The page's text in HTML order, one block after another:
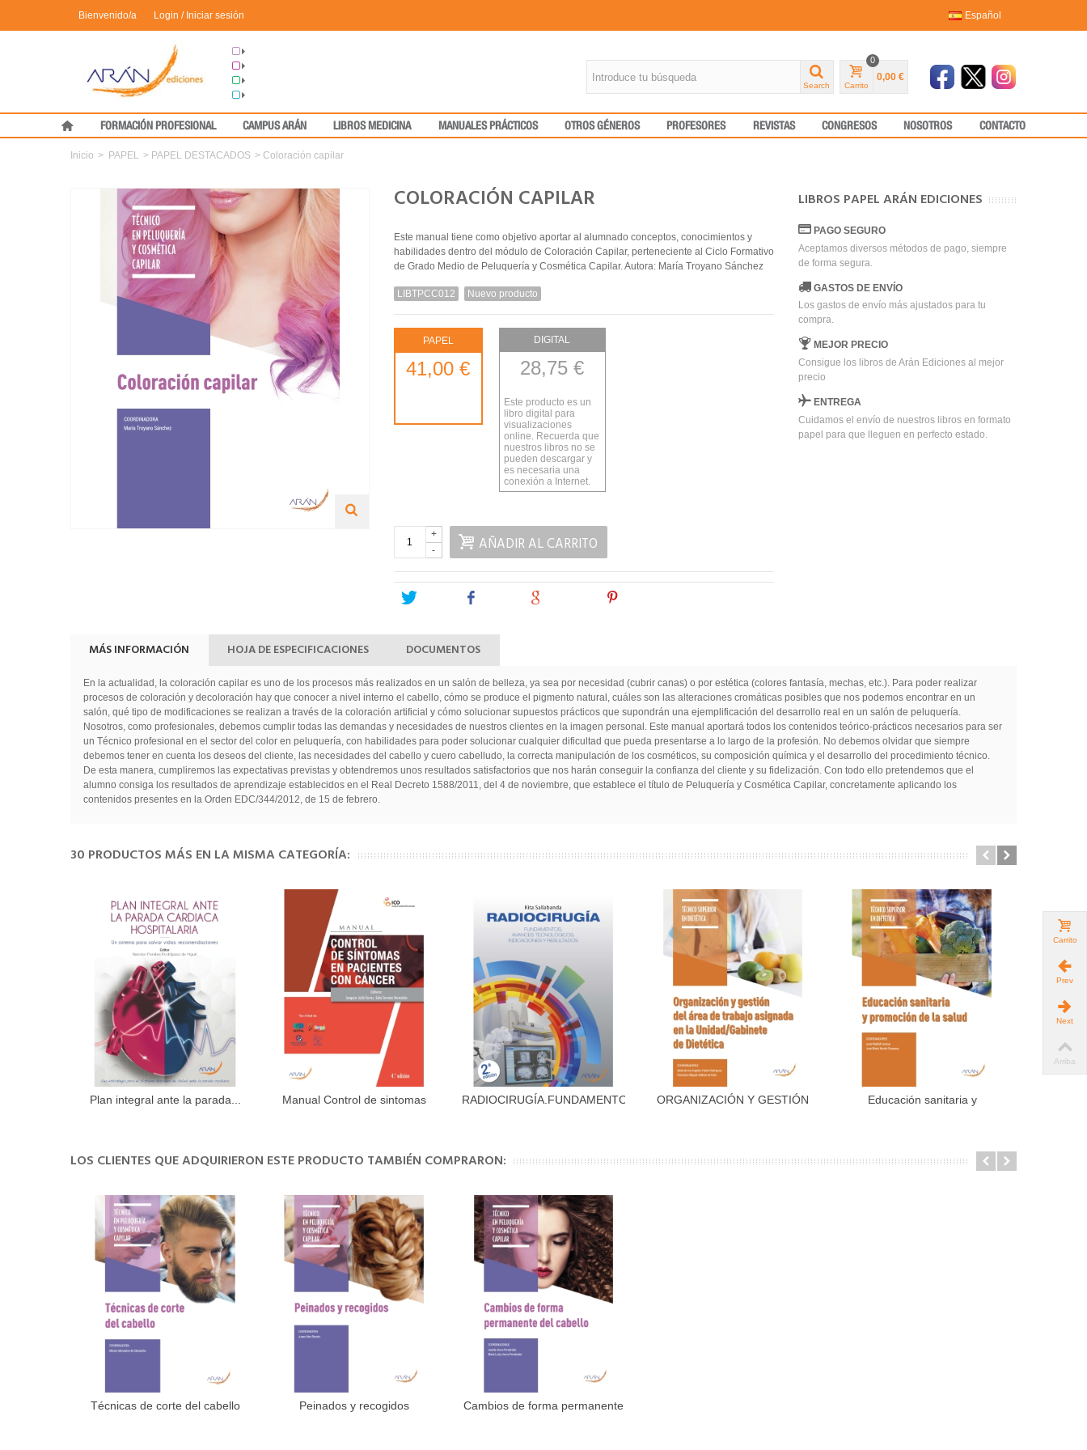
Español
Bienvenido/a Login / Iniciar sesión
Grupo Arán
Congresos
Formación
Medical Press
Search Carrito
0
0,00 €
FORMACIÓN PROFESIONAL CAMPUS ARÁN LIBROS MEDICINA MANUALES PRÁCTICOS OTROS GÉNEROS PROFESORES REVISTAS CONGRESOS NOSOTROS CONTACTO
Inicio > PAPEL > PAPEL DESTACADOS > Coloración capilar
COLORACIÓN CAPILAR
Este manual tiene como objetivo aportar al alumnado conceptos, conocimientos y
habilidades dentro del módulo de Coloración Capilar, perteneciente al Ciclo Formativo
de Grado Medio de Peluquería y Cosmética Capilar. Autora: María Troyano Sánchez
LIBTPCC012 Nuevo producto
PAPEL
41,00 €
DIGITAL
28,75 €
Este producto es un
libro digital para
visualizaciones
online. Recuerda que
nuestros libros no se
pueden descargar y
es necesaria una
conexión a Internet.
-
+ AÑADIR AL CARRITO
Tweet
LIBROS PAPEL ARÁN EDICIONES
PAGO SEGURO
Aceptamos diversos métodos de pago, siempre
de forma segura.
GASTOS DE ENVÍO
Los gastos de envío más ajustados para tu
compra.
MEJOR PRECIO
Consigue los libros de Arán Ediciones al mejor
precio
ENTREGA
Cuidamos el envío de nuestros libros en formato
papel para que lleguen en perfecto estado.
MÁS INFORMACIÓN HOJA DE ESPECIFICACIONES DOCUMENTOS
En la actualidad, la coloración capilar es uno de los procesos más realizados en un salón de belleza, ya sea por necesidad (cubrir canas) o por estética (colores fantasía, mechas, etc.). Para poder realizar
procesos de coloración y decoloración hay que conocer a nivel interno el cabello, cómo se produce el pigmento natural, cuáles son las alteraciones cromáticas posibles que nos podemos encontrar en un
salón, qué tipo de modificaciones se realizan a través de la coloración artificial y cómo solucionar supuestos prácticos que supondrán una ejemplificación del desarrollo real en un salón de peluquería.
Nosotros, como profesionales, debemos cumplir todas las demandas y necesidades de nuestros clientes en la imagen personal. Este manual aportará todos los contenidos teórico-prácticos necesarios para ser
un Técnico profesional en el sector del color en peluquería, con habilidades para poder solucionar cualquier dificultad que pueda presentarse a lo largo de la profesión. No debemos olvidar que siempre
debemos tener en cuenta los deseos del cliente, las necesidades del cabello y cuero cabelludo, la correcta manipulación de los cosméticos, su composición química y el desarrollo del procedimiento técnico.
De esta manera, cumpliremos las expectativas previstas y obtendremos unos resultados satisfactorios que nos harán conseguir la confianza del cliente y su fidelización. Con todo ello pretendemos que el
alumno consiga los resultados de aprendizaje establecidos en el Real Decreto 1588/2011, del 4 de noviembre, que establece el título de Peluquería y Cosmética Capilar, concretamente aplicando los
contenidos presentes en la Orden EDC/344/2012, de 15 de febrero.
30 PRODUCTOS MÁS EN LA MISMA CATEGORÍA:
Añadir al carrito
Plan integral ante la parada... Añadir al carrito
Manual Control de sintomas
Añadir al carrito
RADIOCIRUGÍA.FUNDAMENTOS,... Añadir al carrito
ORGANIZACIÓN Y GESTIÓN
Añadir al carrito
Educación sanitaria y
LOS CLIENTES QUE ADQUIRIERON ESTE PRODUCTO TAMBIÉN COMPRARON:
Añadir al carrito
Técnicas de corte del cabello Añadir al carrito
Peinados y recogidos Añadir al carrito
Cambios de forma permanente
Carrito
Prev
Next
Arriba